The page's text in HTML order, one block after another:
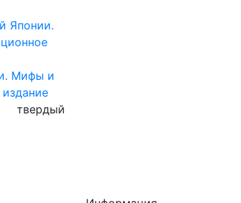
Мифы и
твердый